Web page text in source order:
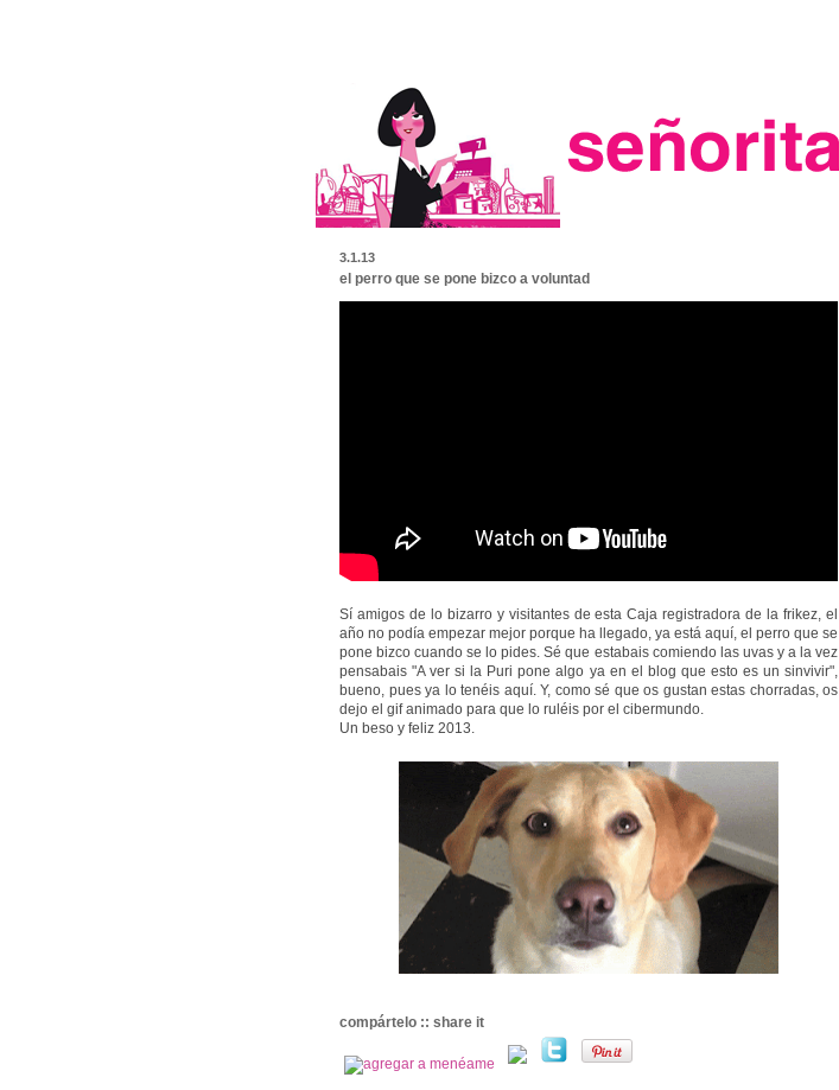
3.1.13
el perro que se pone bizco a voluntad
Sí amigos de lo bizarro y visitantes de esta Caja registradora de la frikez, el
año no podía empezar mejor porque ha llegado, ya está aquí, el perro que se
pone bizco cuando se lo pides. Sé que estabais comiendo las uvas y a la vez
pensabais "A ver si la Puri pone algo ya en el blog que esto es un sinvivir",
bueno, pues ya lo tenéis aquí. Y, como sé que os gustan estas chorradas, os
dejo el gif animado para que lo ruléis por el cibermundo.
Un beso y feliz 2013.
compártelo :: share it